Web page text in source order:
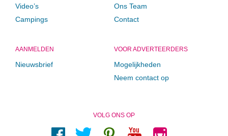
Video’s
Campings
Ons Team
Contact
AANMELDEN
Nieuwsbrief
VOOR ADVERTEERDERS
Mogelijkheden
Neem contact op
VOLG ONS OP